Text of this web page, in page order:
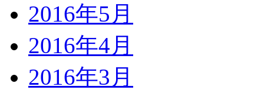
2016年5月
2016年4月
2016年3月